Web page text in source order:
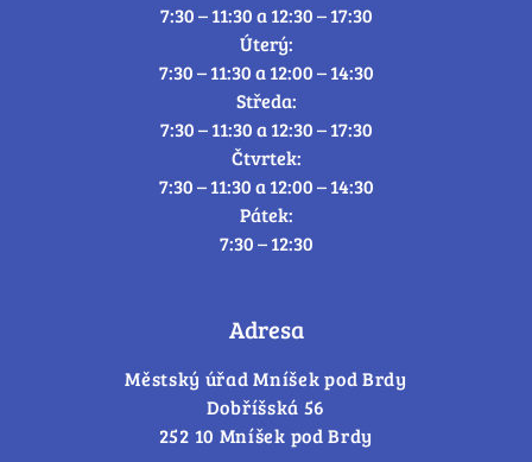
7:30 – 11:30 a 12:30 – 17:30
Úterý:
7:30 – 11:30 a 12:00 – 14:30
Středa:
7:30 – 11:30 a 12:30 – 17:30
Čtvrtek:
7:30 – 11:30 a 12:00 – 14:30
Pátek:
7:30 – 12:30
Adresa
Městský úřad Mníšek pod Brdy
Dobříšská 56
252 10 Mníšek pod Brdy